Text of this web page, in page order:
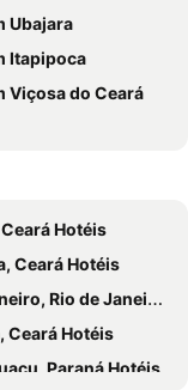
Ubajara
Itapipoca
Viçosa do Ceará
Hotéis
Ceará Hotéis
Rio de Janeiro Hotéis
Ceará Hotéis
Paraná Hotéis